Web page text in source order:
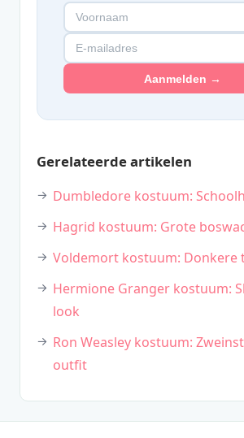
Aanmelden →
Gerelateerde artikelen
Dumbledore kostuum:
Hagrid kostuum: Grote
Voldemort kostuum: Donkere
Hermione Granger kostuum:
look
Ron Weasley kostuum:
outfit